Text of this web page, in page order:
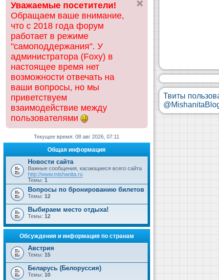
ск
Уважаемые посетители!
Обращаем ваше внимание,
что с 2018 года форум
работает в режиме
"самоподдержания". У
администратора (Foxy) в
настоящее время нет
возможности отвечать на
ваши вопросы, но мы
приветствуем
взаимодействие между
пользователями
Текущее время: 08 авг 2026, 07:11
Общая информация
Новости сайта
Важные сообщения, касающиеся всего сайта
http://www.mishanita.ru
Темы: 1
Вопросы по бронированию билетов
Темы: 12
Выбираем место отдыха!
Темы: 12
Обсуждения и информация по странам
Австрия
Темы: 15
Беларусь (Белоруссия)
Темы: 10
Твиты